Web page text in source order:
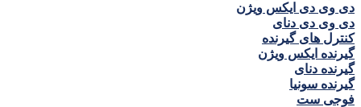
دی وی دی ايكس ويژن
دی وی دی دنای
کنترل های گیرنده
گیرنده ايكس ويژن
گیرنده دنای
گیرنده سونیا
فوجی ست